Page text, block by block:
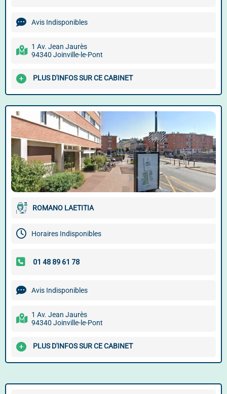
Avis Indisponibles
1 Av. Jean Jaurès
94340 Joinville-le-Pont
PLUS D'INFOS SUR CE CABINET
ROMANO LAETITIA
Horaires Indisponibles
Avis Indisponibles
1 Av. Jean Jaurès
94340 Joinville-le-Pont
PLUS D'INFOS SUR CE CABINET